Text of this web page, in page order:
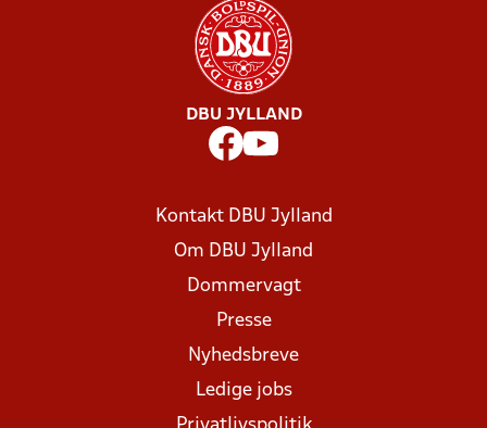
DBU JYLLAND
Kontakt DBU Jylland
Om DBU Jylland
Dommervagt
Presse
Nyhedsbreve
Ledige jobs